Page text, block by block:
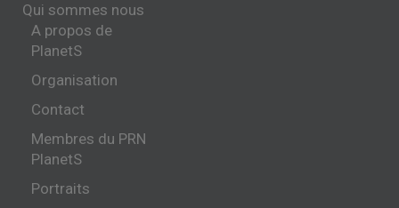
Qui sommes nous
A propos de
PlanetS
Organisation
Contact
Membres du PRN
PlanetS
Portraits